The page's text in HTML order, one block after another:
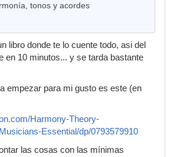
tonos y acordes
libro donde te lo cuente todo, asi del
en 10 minutos... y se tarda bastante
empezar para mi gusto es este (en
Harmony-Theory-
Essential/dp/0793579910
las cosas con las mínimas